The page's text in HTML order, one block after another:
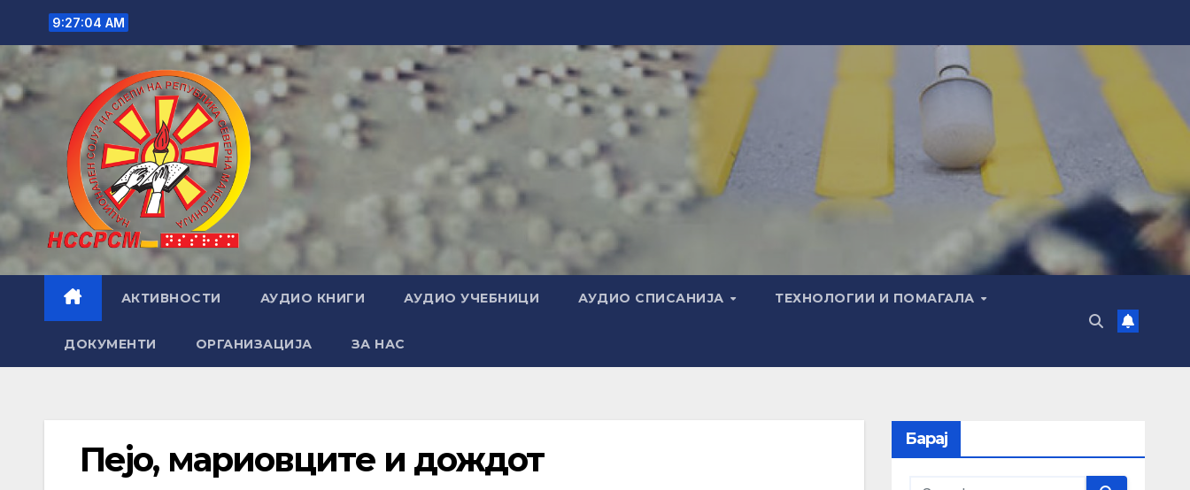
content
9:27:04 AM
АКТИВНОСТИ АУДИО КНИГИ АУДИО УЧЕБНИЦИ АУДИО СПИСАНИЈА ТЕХНОЛОГИИ И ПОМАГАЛА
ДОКУМЕНТИ ОРГАНИЗАЦИЈА ЗА НАС
Пејо, мариовците и дождот Барај